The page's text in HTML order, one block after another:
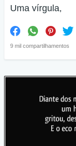
Uma vírgula,
9 mil compartilhamentos